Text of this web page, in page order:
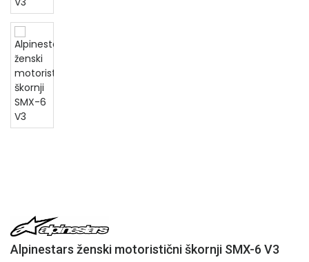
Alpinestars ženski motoristični škornji SMX-6 V3